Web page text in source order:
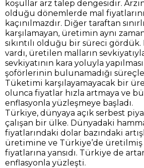
koşullar arz talep dengesidir.
olduğu dönemlerde mal
kaçınılmazdır. Diğer taraftan
karşılamayan, üretimin aynı
sıkıntılı olduğu bir süreci gördük.
vardı, üretilen malların
sevkiyatının kara yoluyla
şoförlerinin bulunamadığı
Tüketimi karşılayamayacak bir
olunca fiyatlar hızla artmaya ve
enflasyonla yüzleşmeye başladı.
Türkiye, dünyaya açık serbest
çalışan bir ülke. Dünyadaki
fiyatlarındaki dolar bazındaki
üretimine ve Türkiye’de üretilmiş
fiyatlarına yansıdı. Türkiye de
enflasyonla yüzleşti.